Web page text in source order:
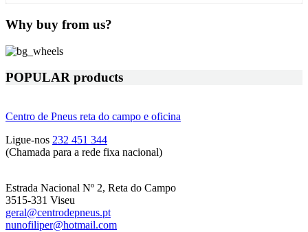
Why buy from us?
POPULAR products
Centro de Pneus reta do campo e oficina
Ligue-nos 232 451 344
(Chamada para a rede fixa nacional)
Estrada Nacional Nº 2, Reta do Campo
3515-331 Viseu
geral@centrodepneus.pt
nunofiliper@hotmail.com